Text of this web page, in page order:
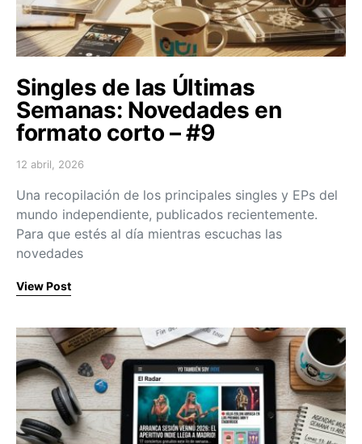
Singles de las Últimas
Semanas: Novedades en
formato corto – #9
Posted on
12 abril, 2026
Una recopilación de los principales singles y EPs del
mundo independiente, publicados recientemente.
Para que estés al día mientras escuchas las
novedades
View Post